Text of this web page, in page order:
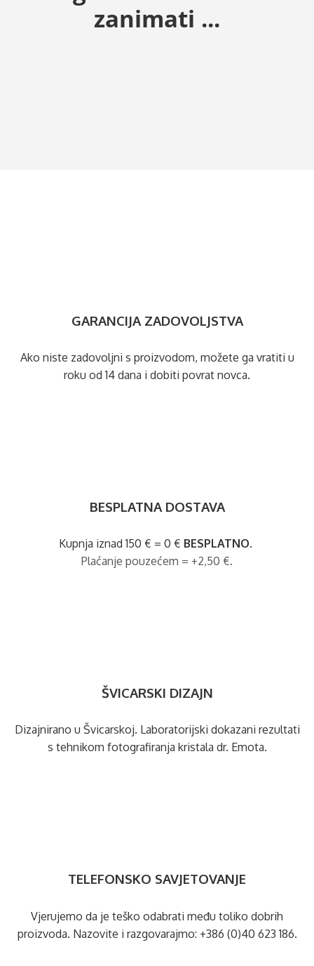
zanimati ...
GARANCIJA ZADOVOLJSTVA
Ako niste zadovoljni s proizvodom, možete ga vratiti u
roku od 14 dana i dobiti povrat novca.
BESPLATNA DOSTAVA
Kupnja iznad 150 € = 0 € BESPLATNO.
Plaćanje pouzećem = +2,50 €.
ŠVICARSKI DIZAJN
Dizajnirano u Švicarskoj. Laboratorijski dokazani rezultati
s tehnikom fotografiranja kristala dr. Emota.
TELEFONSKO SAVJETOVANJE
Vjerujemo da je teško odabrati među toliko dobrih
proizvoda. Nazovite i razgovarajmo: +386 (0)40 623 186.